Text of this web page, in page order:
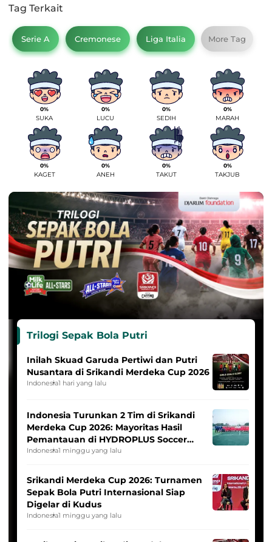
Tag Terkait
Serie A Cremonese Liga Italia More Tag
0%
SUKA
0%
LUCU
0%
SEDIH
0%
MARAH
0%
KAGET
0%
ANEH
0%
TAKUT
0%
TAKJUB
Trilogi Sepak Bola Putri
Inilah Skuad Garuda Pertiwi dan Putri
Nusantara di Srikandi Merdeka Cup 2026
Indonesia1 hari yang lalu
Indonesia Turunkan 2 Tim di Srikandi
Merdeka Cup 2026: Mayoritas Hasil
Pemantauan di HYDROPLUS Soccer
League
Indonesia1 minggu yang lalu
Srikandi Merdeka Cup 2026: Turnamen
Sepak Bola Putri Internasional Siap
Digelar di Kudus
Indonesia1 minggu yang lalu